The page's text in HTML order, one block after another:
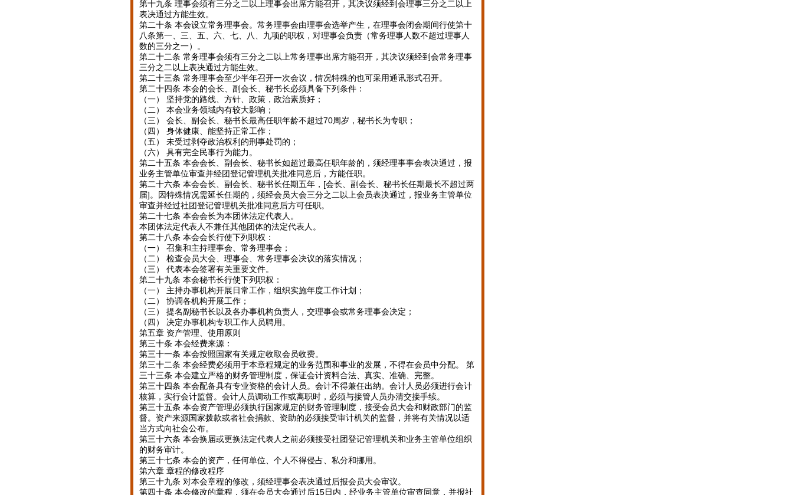
第十九条 理事会须有三分之二以上理事会出席方能召开，其决议须经到会理事三分之二以上
表决通过方能生效。
第二十条 本会设立常务理事会。常务理事会由理事会选举产生，在理事会闭会期间行使第十
八条第一、三、五、六、七、八、九项的职权，对理事会负责（常务理事人数不超过理事人
数的三分之一）。
第二十二条 常务理事会须有三分之二以上常务理事出席方能召开，其决议须经到会常务理事
三分之二以上表决通过方能生效。
第二十三条 常务理事会至少半年召开一次会议，情况特殊的也可采用通讯形式召开。
第二十四条 本会的会长、副会长、秘书长必须具备下列条件：
（一） 坚持党的路线、方针、政策，政治素质好；
（二） 本会业务领域内有较大影响；
（三） 会长、副会长、秘书长最高任职年龄不超过70周岁，秘书长为专职；
（四） 身体健康、能坚持正常工作；
（五） 未受过剥夺政治权利的刑事处罚的；
（六） 具有完全民事行为能力。
第二十五条 本会会长、副会长、秘书长如超过最高任职年龄的，须经理事事会表决通过，报
业务主管单位审查并经团登记管理机关批准同意后，方能任职。
第二十六条 本会会长、副会长、秘书长任期五年，[会长、副会长、秘书长任期最长不超过两
届]。因特殊情况需延长任期的，须经会员大会三分之二以上会员表决通过，报业务主管单位
审查并经过社团登记管理机关批准同意后方可任职。
第二十七条 本会会长为本团体法定代表人。
本团体法定代表人不兼任其他团体的法定代表人。
第二十八条 本会会长行使下列职权：
（一） 召集和主持理事会、常务理事会；
（二） 检查会员大会、理事会、常务理事会决议的落实情况；
（三） 代表本会签署有关重要文件。
第二十九条 本会秘书长行使下列职权：
（一） 主持办事机构开展日常工作，组织实施年度工作计划；
（二） 协调各机构开展工作；
（三） 提名副秘书长以及各办事机构负责人，交理事会或常务理事会决定；
（四） 决定办事机构专职工作人员聘用。
第五章 资产管理、使用原则
第三十条 本会经费来源：
第三十一条 本会按照国家有关规定收取会员收费。
第三十二条 本会经费必须用于本章程规定的业务范围和事业的发展，不得在会员中分配。 第
三十三条 本会建立严格的财务管理制度，保证会计资料合法、真实、准确、完整。
第三十四条 本会配备具有专业资格的会计人员。会计不得兼任出纳。会计人员必须进行会计
核算，实行会计监督。会计人员调动工作或离职时，必须与接管人员办清交接手续。
第三十五条 本会资产管理必须执行国家规定的财务管理制度，接受会员大会和财政部门的监
督。资产来源国家拨款或者社会捐款、资助的必须接受审计机关的监督，并将有关情况以适
当方式向社会公布。
第三十六条 本会换届或更换法定代表人之前必须接受社团登记管理机关和业务主管单位组织
的财务审计。
第三十七条 本会的资产，任何单位、个人不得侵占、私分和挪用。
第六章 章程的修改程序
第三十九条 对本会章程的修改，须经理事会表决通过后报会员大会审议。
第四十条 本会修改的章程，须在会员大会通过后15日内，经业务主管单位审查同意，并报社